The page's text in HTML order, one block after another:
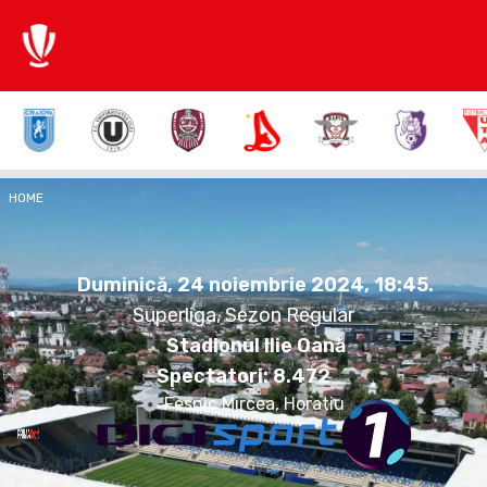
HOME
Duminică, 24 noiembrie 2024, 18:45.
Superliga, Sezon Regular
Stadionul Ilie Oană
Spectatori:8.472
Fesnic Mircea, Horatiu